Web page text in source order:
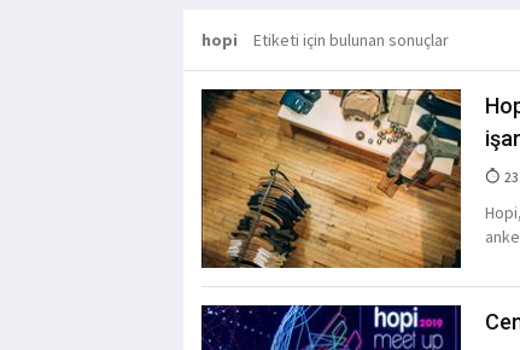
hopi Etiketi için bulunan sonuçlar